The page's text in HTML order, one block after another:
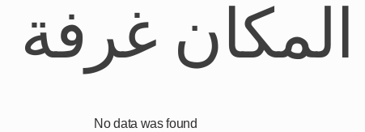
غرفة
No data was found